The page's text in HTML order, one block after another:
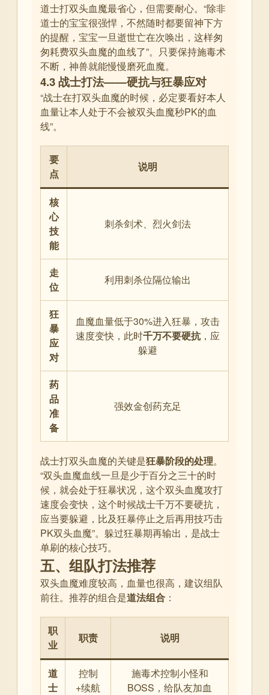
道士打双头血魔最省心，但需要耐心。“除非
道士的宝宝很强悍，不然随时都要留神下方
的提醒，宝宝一旦逝世亡在次唤出，这样匆
匆耗费双头血魔的血线了”。只要保持施毒术
不断，神兽就能慢慢磨死血魔。
4.3 战士打法——硬抗与狂暴应对
“战士在打双头血魔的时候，必定要看好本人
血量让本人处于不会被双头血魔秒PK的血
线”。
要
点
说明
核
心
技
能
刺杀剑术、烈火剑法
走
位
利用刺杀位隔位输出
狂
暴
应
对
血魔血量低于30%进入狂暴，攻击
速度变快，此时千万不要硬抗，应
躲避
药
品
准
备
强效金创药充足
战士打双头血魔的关键是狂暴阶段的处理。
“双头血魔血线一旦是少于百分之三十的时
候，就会处于狂暴状况，这个双头血魔攻打
速度会变快，这个时候战士千万不要硬抗，
应当要躲避，比及狂暴停止之后再用技巧击
PK双头血魔”。躲过狂暴期再输出，是战士
单刷的核心技巧。
五、组队打法推荐
双头血魔难度较高，血量也很高，建议组队
前往。推荐的组合是道法组合 ：
职
业
职责 说明
道
士
控制
+续航
施毒术控制小怪和
BOSS，给队友加血